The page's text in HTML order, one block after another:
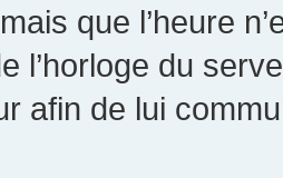
mais que l’heure
l’horloge du
afin de lui